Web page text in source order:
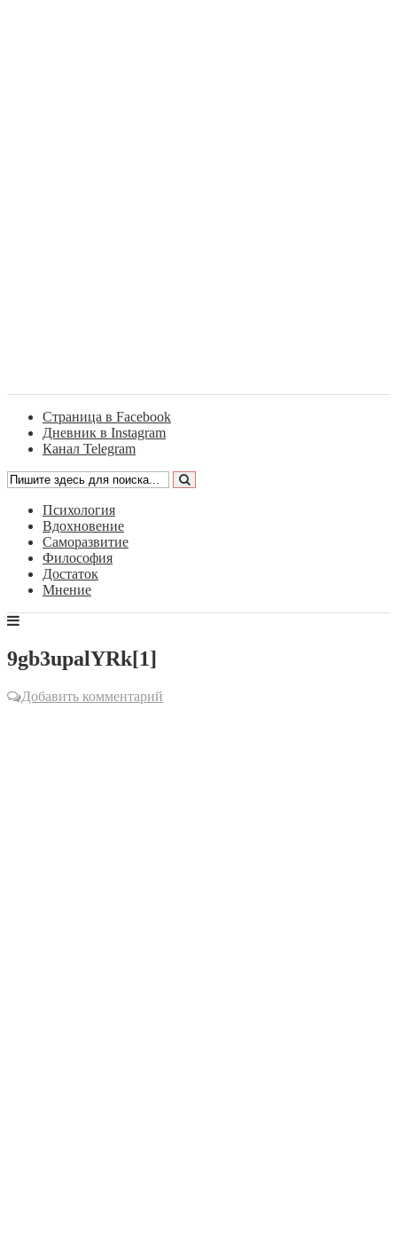
Страница в Facebook
Дневник в Instagram
Канал Telegram
Психология
Вдохновение
Саморазвитие
Философия
Достаток
Мнение
9gb3upalYRk[1]
Добавить комментарий